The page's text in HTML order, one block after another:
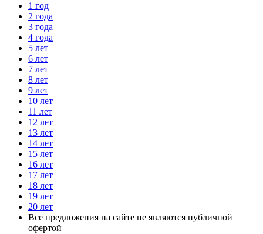
1 год
2 года
3 года
4 года
5 лет
6 лет
7 лет
8 лет
9 лет
10 лет
11 лет
12 лет
13 лет
14 лет
15 лет
16 лет
17 лет
18 лет
19 лет
20 лет
Все предложения на сайте не являются публичной
офертой